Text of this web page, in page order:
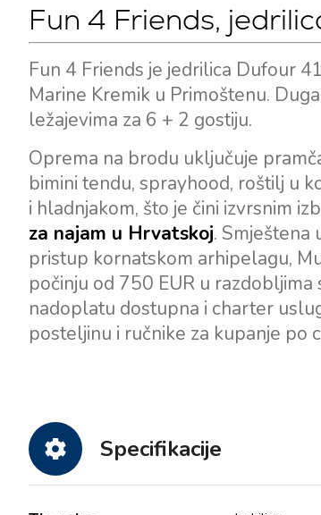
Fun 4 Friends,
Fun 4 Friends je jedrilica Dufour
Marine Kremik u Primoštenu.
ležajevima za 6 + 2 gostiju.
Oprema na brodu uključuje
bimini tendu, sprayhood, roštilj u
i hladnjakom, što je čini izvrsnim
za najam u Hrvatskoj. Smještena
pristup kornatskom arhipelagu,
počinju od 750 EUR u
nadoplatu dostupna i charter
posteljinu i ručnike za kupanje po
Specifikacije